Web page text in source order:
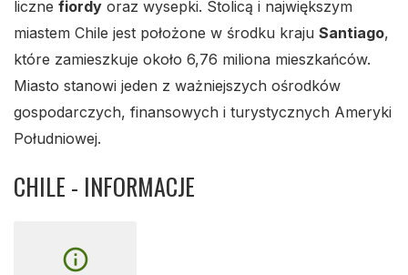
liczne fiordy oraz wysepki. Stolicą i największym
miastem Chile jest położone w środku kraju Santiago,
które zamieszkuje około 6,76 miliona mieszkańców.
Miasto stanowi jeden z ważniejszych ośrodków
gospodarczych, finansowych i turystycznych Ameryki
Południowej.
CHILE - INFORMACJE
info_outline